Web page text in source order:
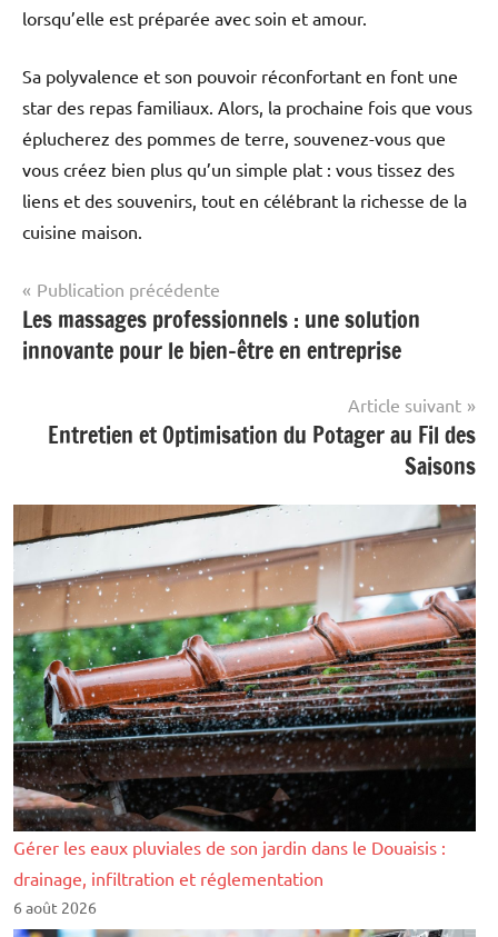
lorsqu’elle est préparée avec soin et amour.
Sa polyvalence et son pouvoir réconfortant en font une
star des repas familiaux. Alors, la prochaine fois que vous
éplucherez des pommes de terre, souvenez-vous que
vous créez bien plus qu’un simple plat : vous tissez des
liens et des souvenirs, tout en célébrant la richesse de la
cuisine maison.
Maison
&
Navigation
de
l’article
Publication précédente
Les massages professionnels : une solution
innovante pour le bien-être en entreprise
Article suivant
Entretien et Optimisation du Potager au Fil des
Saisons
Gérer les eaux pluviales de son jardin dans le Douaisis :
drainage, infiltration et réglementation
6 août 2026